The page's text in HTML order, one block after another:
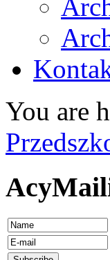
You are